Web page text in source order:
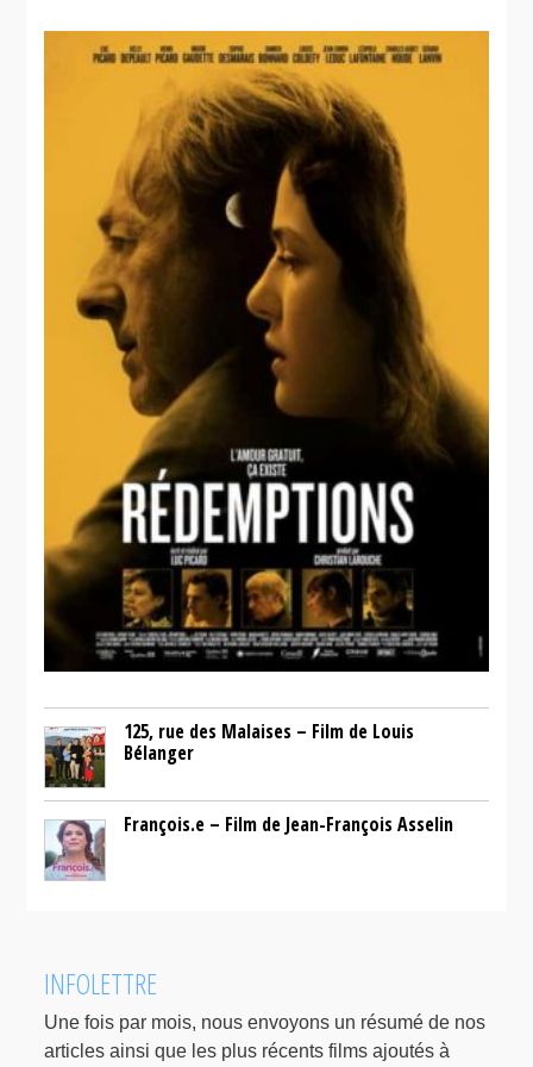
Bunker
125, rue des Malaises – Film de Louis
Bélanger
François.e – Film de Jean-François Asselin
INFOLETTRE
Une fois par mois, nous envoyons un résumé de nos
articles ainsi que les plus récents films ajoutés à